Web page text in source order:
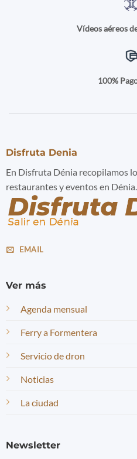
Vídeos aéreos
100%
Disfruta Denia
En Disfruta Dénia recopilamos
restaurantes y eventos en
EMAIL
Ver más
Agenda mensual
Ferry a Formentera
Servicio de dron
Noticias
La ciudad
Newsletter